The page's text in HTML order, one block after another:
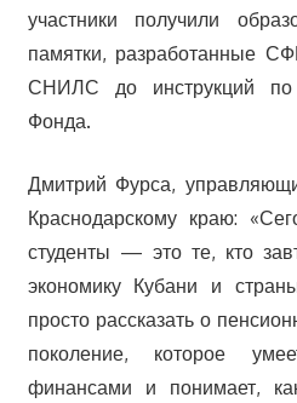
участники получили
памятки, разработанные
СНИЛС до инструкций по
Фонда.
Дмитрий Фурса,
Краснодарскому краю:
студенты — это те, кто
экономику Кубани и
просто рассказать о
поколение, которое
финансами и понимает,